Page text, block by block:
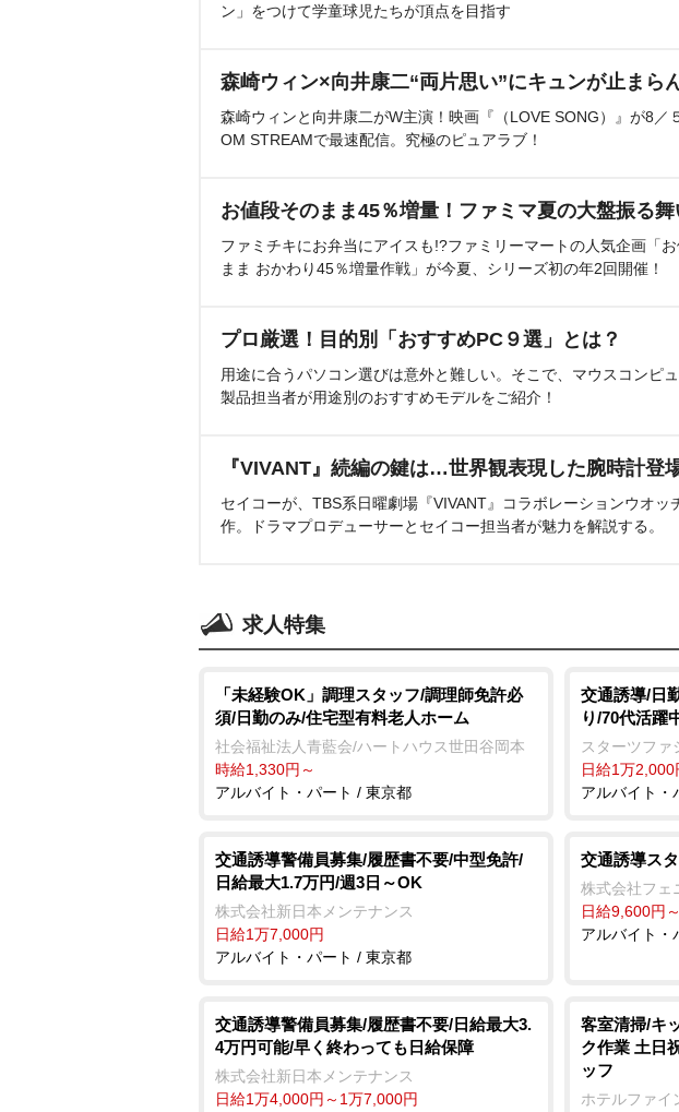
ン」をつけて学童球児たちが頂点を目指す
森崎ウィン×向井康二“両片思い”にキュンが止まら
森崎ウィンと向井康二がW主演！映画『（LOVE SONG）』が8／
OM STREAMで最速配信。究極のピュアラブ！
お値段そのまま45％増量！ファミマ夏の大盤振る舞
ファミチキにお弁当にアイスも!?ファミリーマートの人気企画「
まま おかわり45％増量作戦」が今夏、シリーズ初の年2回開催！
プロ厳選！目的別「おすすめPC９選」とは？
用途に合うパソコン選びは意外と難しい。そこで、マウスコンピ
製品担当者が用途別のおすすめモデルをご紹介！
『VIVANT』続編の鍵は…世界観表現した腕時計登
セイコーが、TBS系日曜劇場『VIVANT』コラボレーションウオッ
作。ドラマプロデューサーとセイコー担当者が魅力を解説する。
求人特集
「未経験OK」調理スタッフ/調理師免許必
須/日勤のみ/住宅型有料老人ホーム
社会福祉法人青藍会/ハートハウス世田谷岡本
時給1,330円～
アルバイト・パート / 東京都
交通誘導/日
り/70代活躍
スターツファ
日給1万2,000
アルバイト・
交通誘導警備員募集/履歴書不要/中型免許/
日給最大1.7万円/週3日～OK
株式会社新日本メンテナンス
日給1万7,000円
アルバイト・パート / 東京都
交通誘導ス
株式会社フェ
日給9,600円～
アルバイト・
交通誘導警備員募集/履歴書不要/日給最大3.
4万円可能/早く終わっても日給保障
株式会社新日本メンテナンス
日給1万4,000円～1万7,000円
客室清掃/キ
ク作業 土日
ッフ
ホテルファイ